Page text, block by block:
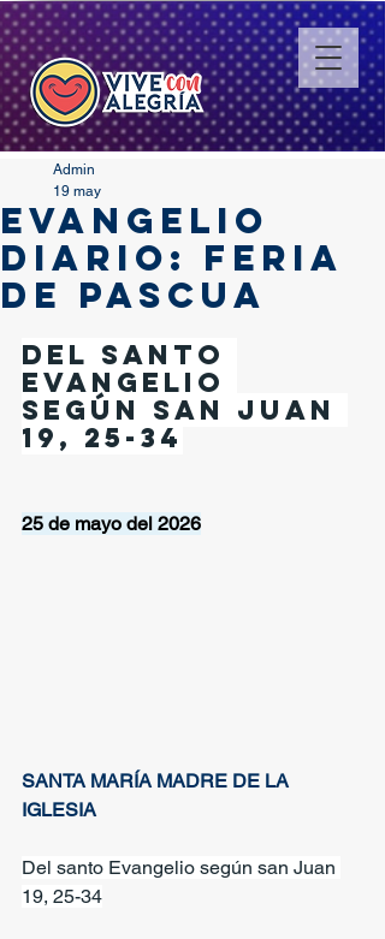
EVANGELIO
DIARIO: FERIA
DE PASCUA
Admin
19 may
Del santo
Evangelio
según san Juan
19, 25-34
25 de mayo del 2026
SANTA MARÍA MADRE DE LA
IGLESIA
Del santo Evangelio según san Juan
19, 25-34